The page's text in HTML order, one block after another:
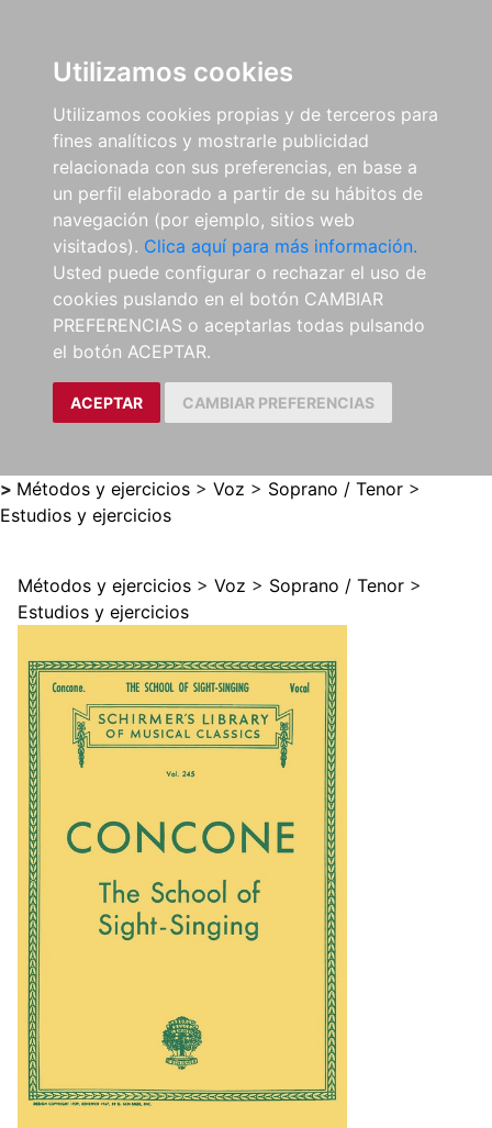
Utilizamos cookies
Utilizamos cookies propias y de terceros para
fines analíticos y mostrarle publicidad
relacionada con sus preferencias, en base a
un perfil elaborado a partir de su hábitos de
navegación (por ejemplo, sitios web
visitados). Clica aquí para más información.
Usted puede configurar o rechazar el uso de
cookies puslando en el botón CAMBIAR
PREFERENCIAS o aceptarlas todas pulsando
el botón ACEPTAR.
ACEPTAR CAMBIAR PREFERENCIAS
> Métodos y ejercicios > Voz > Soprano / Tenor >
Estudios y ejercicios
Métodos y ejercicios > Voz > Soprano / Tenor >
Estudios y ejercicios